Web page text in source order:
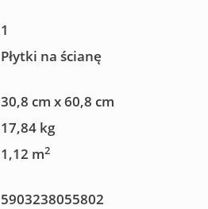
1
Płytki na ścianę
30,8 cm x 60,8 cm
17,84 kg
1,12 m2
5903238055802